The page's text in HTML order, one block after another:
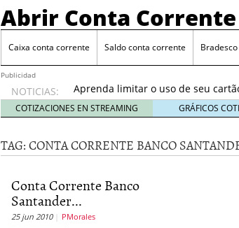
Abrir Conta Corrente
Caixa conta corrente Saldo conta corrente
Publicidad
NOTICIAS:
Comercio de varejista no Brasil 13
Conta Salario BRB
5 de outubro
Conta Eletrônica BRB
4 de outubro
Aprenda limitar o uso de seu
COTIZACIONES EN STREAMING GRÁFICOS
TAG:CONTA CORRENTE BANCO
Conta Corrente Banco
Santander...
25 jun 2010 PMorales